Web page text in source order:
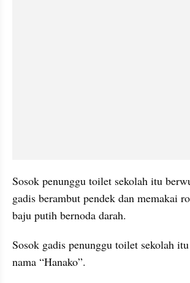
Sosok penunggu toilet sekolah itu
gadis berambut pendek dan memakai
baju putih bernoda darah.
Sosok gadis penunggu toilet sekolah
nama “Hanako”.